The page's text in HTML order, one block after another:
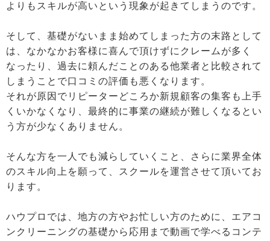
よりもスキルが高いという現象が起きてしまうのです。
そして、基礎がないまま始めてしまった方の末路として
は、なかなかお客様に喜んで頂けずにクレームが多く
なったり、過去に頼んだことのある他業者と比較されて
しまうことで口コミの評価も悪くなります。
それが原因でリピーターどころか新規顧客の集客も上手
くいかなくなり、最終的に事業の継続が難しくなるとい
う方が少なくありません。
そんな方を一人でも減らしていくこと、さらに業界全体
のスキル向上を願って、スクールを運営させて頂いてお
ります。
ハウプロでは、地方の方やお忙しい方のために、エアコ
ンクリーニングの基礎から応用まで動画で学べるコンテ